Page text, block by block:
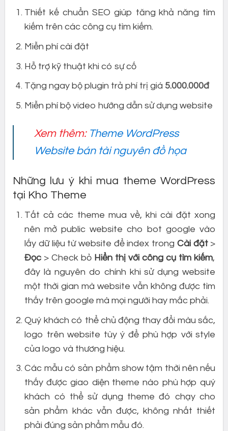
Thiết kế chuẩn SEO giúp tăng khả năng tìm
kiếm trên các công cụ tìm kiếm.
Miễn phí cài đặt
Hỗ trợ kỹ thuật khi có sự cố
Tặng ngay bộ plugin trả phí trị giá 5.000.000đ
Miễn phí bộ video hướng dẫn sử dụng website
Xem thêm: Theme WordPress
Website bán tài nguyên đồ họa
Những lưu ý khi mua theme WordPress
tại Kho Theme
Tất cả các theme mua về, khi cài đặt xong
nên mở public website cho bot google vào
lấy dữ liệu từ website để index trong Cài đặt>
Đọc> Check bỏ Hiển thị với công cụ tìm kiếm,
đây là nguyên do chính khi sử dụng website
một thời gian mà website vẫn không được tìm
thấy trên google mà mọi người hay mắc phải.
Quý khách có thể chủ động thay đổi màu sắc,
logo trên website tùy ý để phù hợp với style
của logo và thương hiệu.
Các mẫu có sản phẩm show tậm thời nên nếu
thấy được giao diện theme nào phù hợp quý
khách có thể sử dụng theme đó chạy cho
sản phẩm khác vẫn được, không nhất thiết
phải đúng sản phẩm mẫu đó.